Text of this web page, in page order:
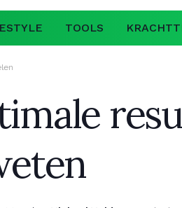
TOOLS